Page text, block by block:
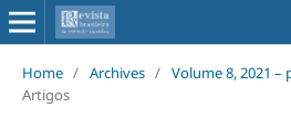
Home / Archives / Volume 8, 2021 –
Artigos